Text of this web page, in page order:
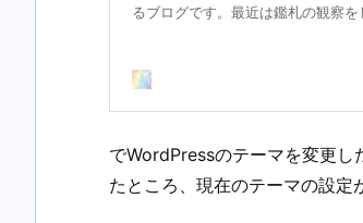
るブログです。最近は鑑札の観察を
でWordPressのテーマを変更
たところ、現在のテーマの設定